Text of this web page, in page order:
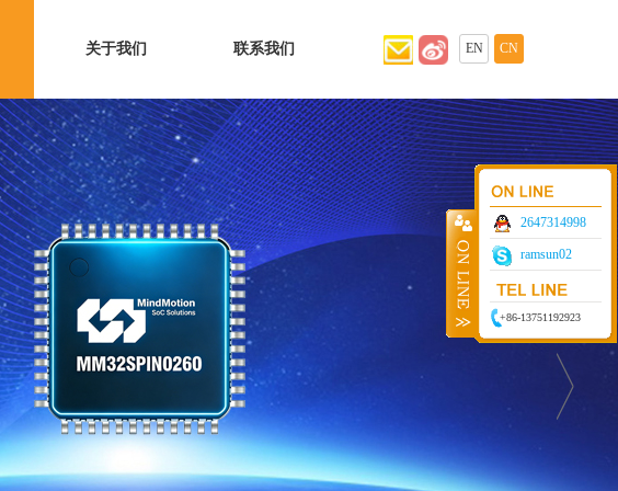
关于我们 联系我们 EN CN
2647314998
ramsun02
+86-13751192923